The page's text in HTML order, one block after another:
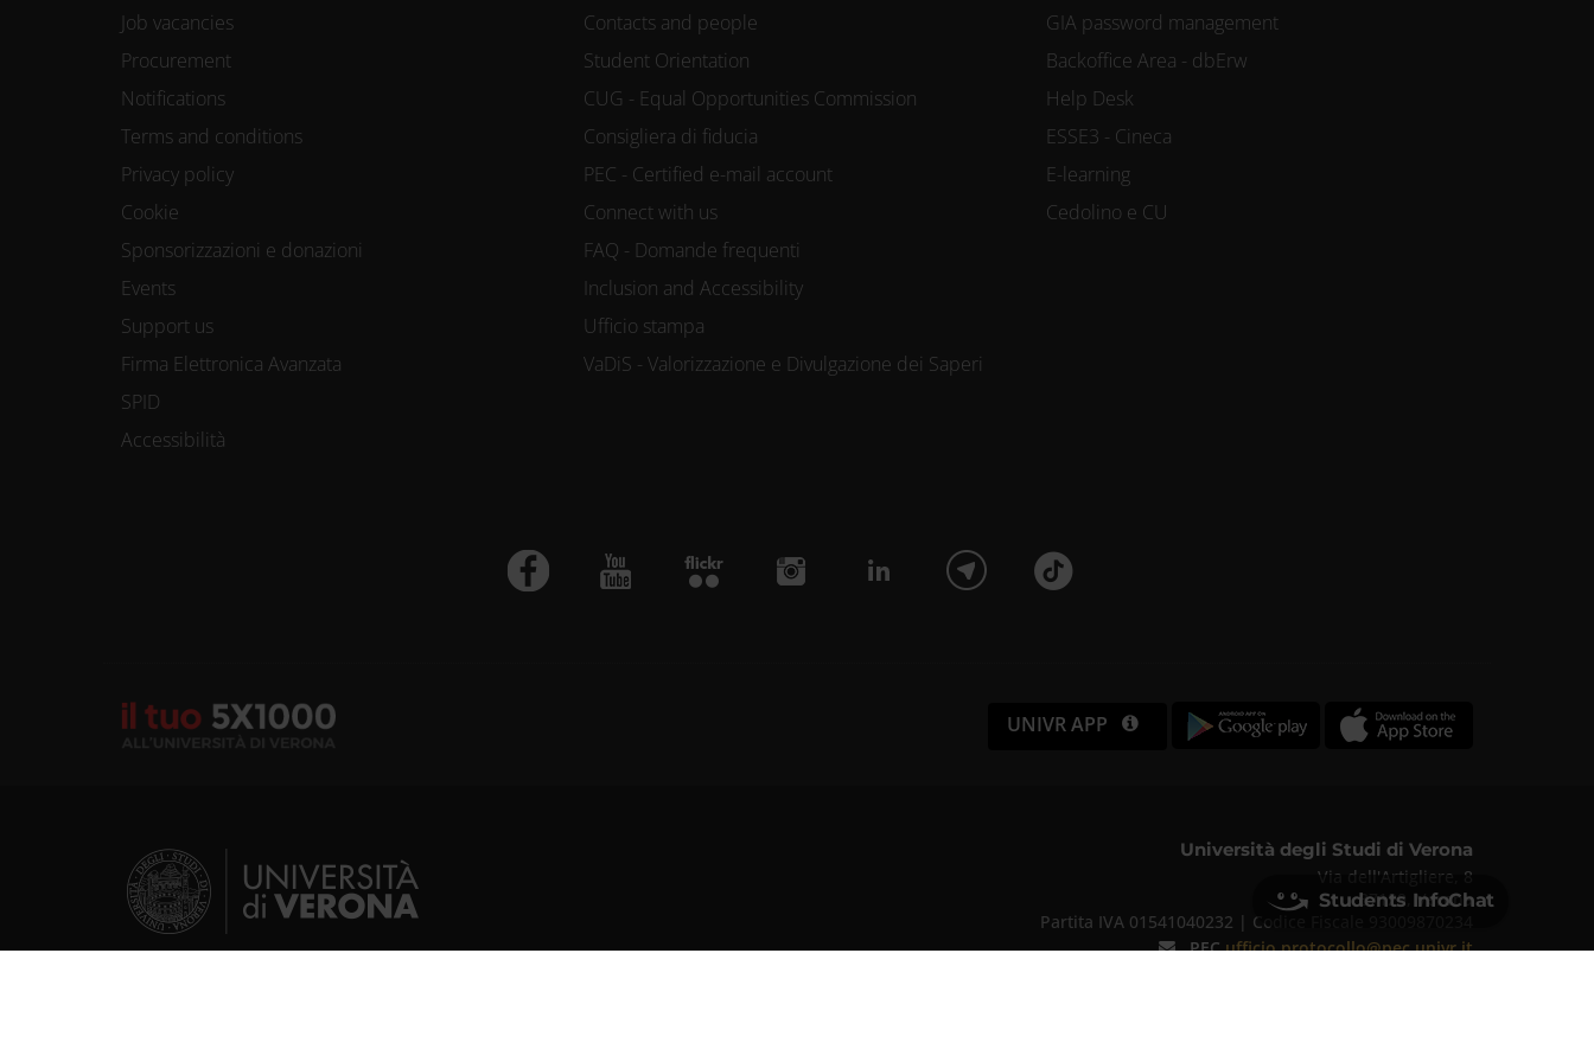
Job vacancies
Procurement
Notifications
Terms and conditions
Privacy policy
Cookie
Sponsorizzazioni e donazioni
Events
Support us
Firma Elettronica Avanzata
SPID
Accessibilità
Contacts and people
Student Orientation
CUG - Equal Opportunities Commission
Consigliera di fiducia
PEC - Certified e-mail account
Connect with us
FAQ - Domande frequenti
Inclusion and Accessibility
Ufficio stampa
VaDiS - Valorizzazione e Divulgazione dei Saperi
GIA password management
Backoffice Area - dbErw
Help Desk
ESSE3 - Cineca
E-learning
Cedolino e CU
UNIVR APP
Università degli Studi di Verona
Via dell'Artigliere, 8
37129, Verona
Partita IVA 01541040232 | Codice Fiscale 93009870234
PECufficio.protocollo@pec.univr.it
Students InfoChat